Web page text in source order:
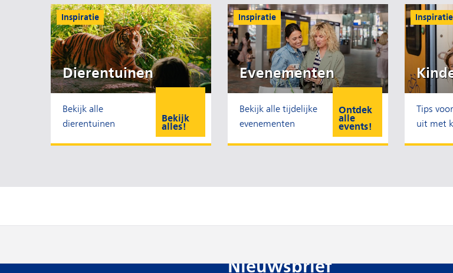
Dierentuinen
Bekijk alle
dierentuinen
Bekijk
alles!
Inspiratie
Evenementen
Bekijk alle tijdelijke
evenementen
Ontdek
alle
events!
Inspiratie
Tips
uit met
Inspiratie
Nieuwsbrief